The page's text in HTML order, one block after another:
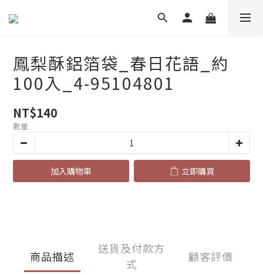
鳳梨酥鋁箔袋_春日花語_約
100入_4-95104801
NT$140
數量
加入購物車 立即購買
商品描述
送貨及付款方
式
顧客評價